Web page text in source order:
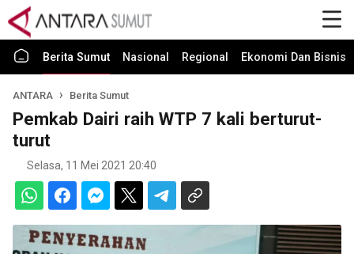
Berita Sumut Nasional Regional Ekonomi Dan Bisnis
ANTARA Berita Sumut
Pemkab Dairi raih WTP 7 kali berturut-
turut
Selasa, 11 Mei 2021 20:40